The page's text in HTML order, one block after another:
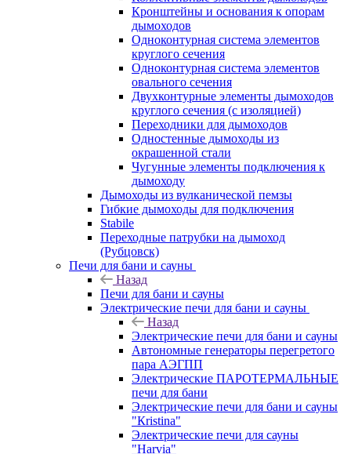
Кронштейны и основания к опорам
дымоходов
Одноконтурная система элементов
круглого сечения
Одноконтурная система элементов
овального сечения
Двухконтурные элементы дымоходов
круглого сечения (с изоляцией)
Переходники для дымоходов
Одностенные дымоходы из
окрашенной стали
Чугунные элементы подключения к
дымоходу
Дымоходы из вулканической пемзы
Гибкие дымоходы для подключения
Stabile
Переходные патрубки на дымоход
(Рубцовск)
Печи для бани и сауны
Назад
Печи для бани и сауны
Электрические печи для бани и сауны
Назад
Электрические печи для бани и сауны
Автономные генераторы перегретого
пара АЭГПП
Электрические ПАРОТЕРМАЛЬНЫЕ
печи для бани
Электрические печи для бани и сауны
"Кristina"
Электрические печи для сауны
"Harvia"